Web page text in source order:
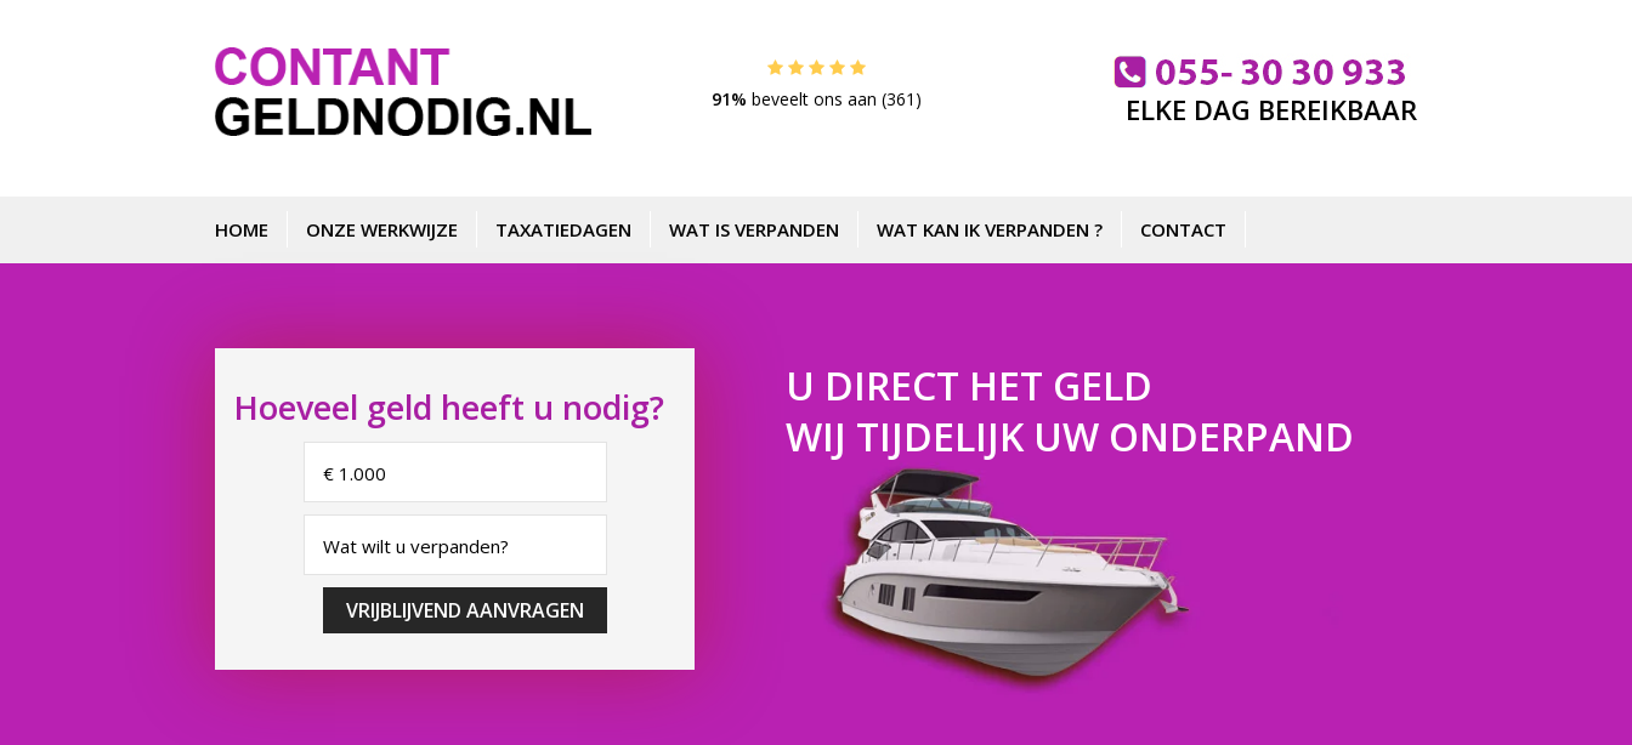
91% beveelt ons aan (361) ELKE DAG BEREIKBAAR
HOME ONZE WERKWIJZE TAXATIEDAGEN WAT IS VERPANDEN WAT KAN IK VERPANDEN ? CONTACT
Hoeveel geld heeft u nodig?
VRIJBLIJVEND AANVRAGEN
U DIRECT HET GELD
WIJ TIJDELIJK UW ONDERPAND